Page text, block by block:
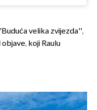
velika zvijezda'',
koji Raulu